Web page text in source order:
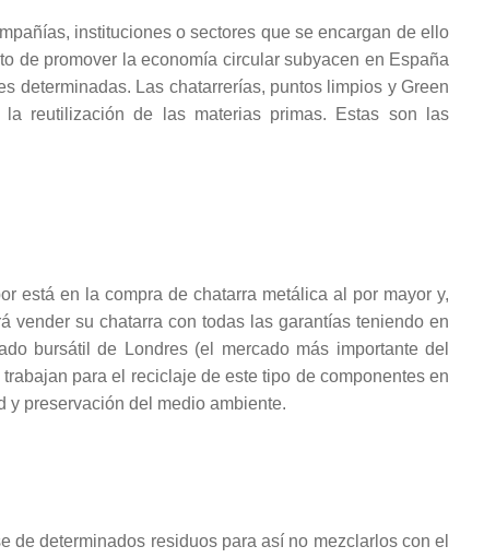
instituciones o sectores que se encargan de ello
de promover la economía circular subyacen en España
determinadas. Las chatarrerías, puntos limpios y Green
reutilización de las materias primas. Estas son las
está en la compra de chatarra metálica al por mayor y,
vender su chatarra con todas las garantías teniendo en
bursátil de Londres (el mercado más importante del
para el reciclaje de este tipo de componentes en
y preservación del medio ambiente.
determinados residuos para así no mezclarlos con el